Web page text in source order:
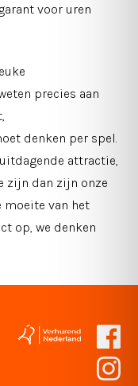
voor uren
precies aan
denken per spel.
attractie,
zijn dan zijn onze
moeite van het
op, we denken